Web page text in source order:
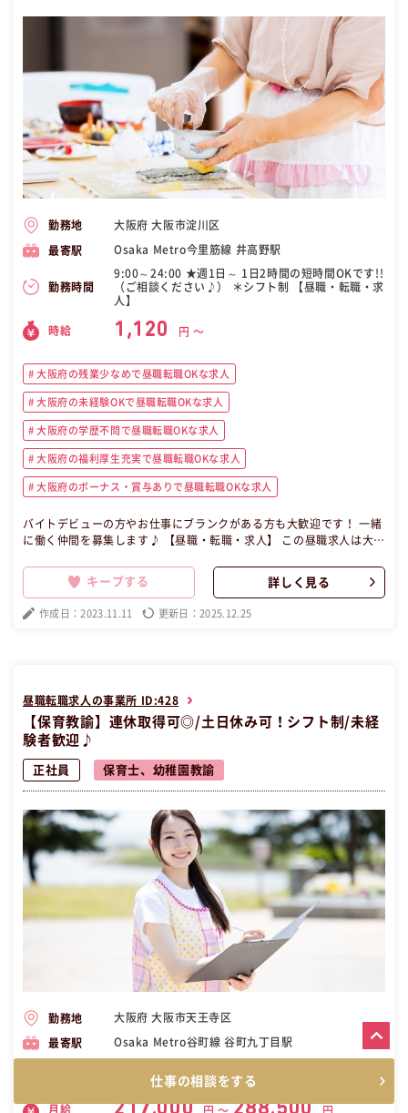
勤務地 大阪府 大阪市淀川区
最寄駅 Osaka Metro今里筋線 井高野駅
勤務時間
9:00～24:00 ★週1日～ 1日2時間の短時間OKです!!
（ご相談ください♪） ＊シフト制 【昼職・転職・求
人】
時給 1,120 円 〜
大阪府の残業少なめで昼職転職OKな求人
大阪府の未経験OKで昼職転職OKな求人
大阪府の学歴不問で昼職転職OKな求人
大阪府の福利厚生充実で昼職転職OKな求人
大阪府のボーナス・賞与ありで昼職転職OKな求人
バイトデビューの方やお仕事にブランクがある方も大歓迎です！ 一緒
に働く仲間を募集します♪ 【昼職・転職・求人】 この昼職求人は大阪
です。
キープする 詳しく見る
作成日：2023.11.11 更新日：2025.12.25
昼職転職求人の事業所 ID:428
【保育教諭】連休取得可◎/土日休み可！シフト制/未経
験者歓迎♪
正社員 保育士、幼稚園教諭
勤務地 大阪府 大阪市天王寺区
最寄駅 Osaka Metro谷町線 谷町九丁目駅
【昼職・転職・求人】
月給 円 〜 円
仕事の相談をする